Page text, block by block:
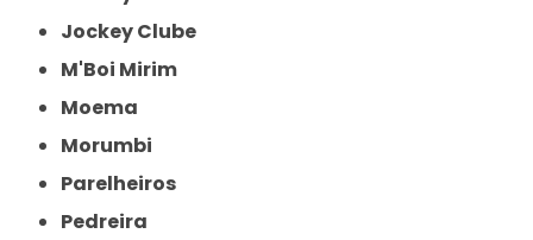
Jockey Clube
M'Boi Mirim
Moema
Morumbi
Parelheiros
Pedreira